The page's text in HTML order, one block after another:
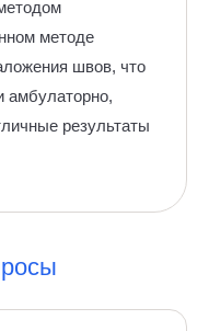
методе
швов, что
амбулаторно,
результаты